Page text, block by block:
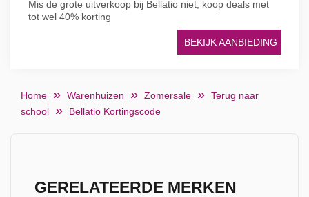
Mis de grote uitverkoop bij Bellatio niet, koop deals met
tot wel 40% korting
BEKIJK AANBIEDING
Home Warenhuizen Zomersale
Terug naar
school
Bellatio Kortingscode
GERELATEERDE MERKEN